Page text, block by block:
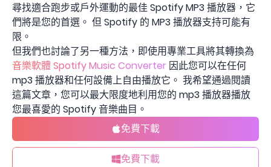
尋找適合跑步或戶外運動的最佳 Spotify MP3 播放器，它
們將是您的首選。 但 Spotify 的 MP3 播放器支持可能有
限。
但我們也討論了另一種方法，即使用專業工具將其轉換為
音樂軟體 Spotify Music Converter 因此您可以在任何
mp3 播放器和任何設備上自由播放它。 我希望通過閱讀
這篇文章，您可以最大限度地利用您的 mp3 播放器播放
您最喜愛的 Spotify 音樂曲目。
免費下載
免費下載